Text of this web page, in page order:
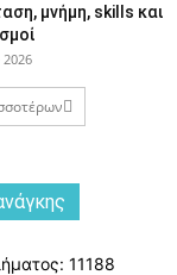
μνήμη, skills και
2026
11188